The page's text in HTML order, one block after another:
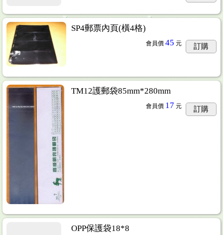
SP4郵票內頁(橫4格)
會員價 45 元 訂購
TM12護郵袋85mm*280mm
會員價 17 元 訂購
OPP保護袋18*8